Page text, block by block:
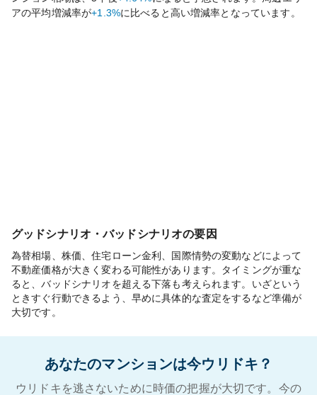
アの平均増減率が+1.3%に比べると高い増減率となっています。
グッドシナリオ・バッドシナリオの要因
為替相場、株価、住宅ローン金利、国際情勢の変動などによって
不動産価格が大きく変わる可能性があります。タイミングが重な
ると、バッドシナリオを超える下落も考えられます。いざという
ときすぐ行動できるよう、早めに具体的な査定をするなど準備が
大切です。
あなたのマンションは今ウリドキ？
ウリドキを逃さないために時価の把握が大切です。今の